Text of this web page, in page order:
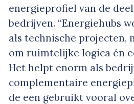
energieprofiel van de
bedrijven. “Energiehubs
als technische projecten,
om ruimtelijke logica én
Het helpt enorm als
complementaire
de een gebruikt vooral